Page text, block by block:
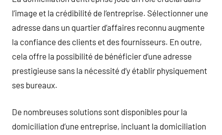
l’image et la crédibilité de l’entreprise. Sélectionner une
adresse dans un quartier d’affaires reconnu augmente
la confiance des clients et des fournisseurs. En outre,
cela offre la possibilité de bénéficier d’une adresse
prestigieuse sans la nécessité d’y établir physiquement
ses bureaux.
De nombreuses solutions sont disponibles pour la
domiciliation d’une entreprise, incluant la domiciliation